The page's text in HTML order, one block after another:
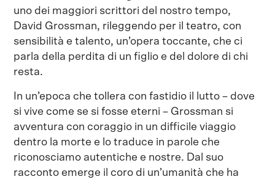
uno dei maggiori scrittori del nostro tempo,
David Grossman, rileggendo per il teatro, con
sensibilità e talento, un’opera toccante, che ci
parla della perdita di un figlio e del dolore di chi
resta.
In un’epoca che tollera con fastidio il lutto – dove
si vive come se si fosse eterni – Grossman si
avventura con coraggio in un difficile viaggio
dentro la morte e lo traduce in parole che
riconosciamo autentiche e nostre. Dal suo
racconto emerge il coro di un’umanità che ha